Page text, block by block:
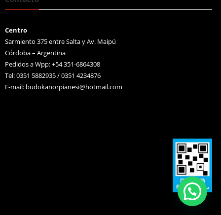
Centro
Sarmiento 375 entre Salta y Av. Maipú
Córdoba – Argentina
Pedidos a Wpp: +54 351-6864308
Tel: 0351 5882935 / 0351 4234876
E-mail: budokanorpianesi@hotmail.com